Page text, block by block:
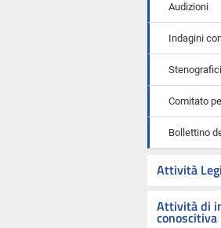
Audizioni
Indagini
Comitato
Bollettino
Attività
Attività di
conoscitiva